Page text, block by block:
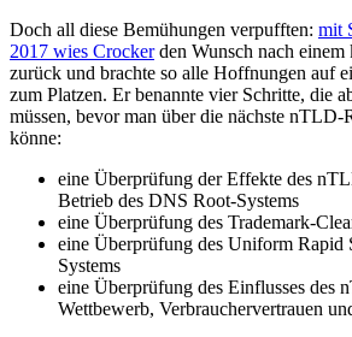
Doch all diese Bemühungen verpufften: mit
2017 wies Crockerden Wunsch nach einem
zurück und brachte so alle Hoffnungen auf
zum Platzen. Er benannte vier Schritte, die
müssen, bevor man über die nächste nTLD-
könne:
eine Überprüfung der Effekte des
Betrieb des DNS Root-Systems
eine Überprüfung des Trademark-
eine Überprüfung des Uniform Rapid
Systems
eine Überprüfung des Einflusses des
Wettbewerb, Verbrauchervertrauen